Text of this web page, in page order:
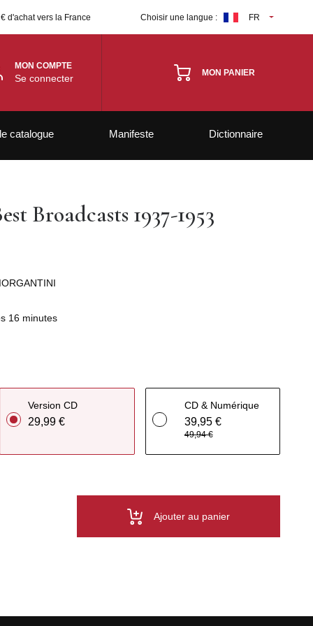
d'achat vers la France Choisir une langue : FR
MON COMPTE
Se connecter MON PANIER
catalogue Manifeste Dictionnaire
Broadcasts 1937-1953
16 minutes
Version CD
29,99 €
CD & Numérique
39,95 €
49,94 €
Ajouter au panier